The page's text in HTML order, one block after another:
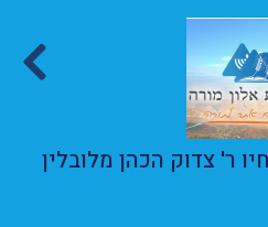
ר' צדוק הכהן מלובלין